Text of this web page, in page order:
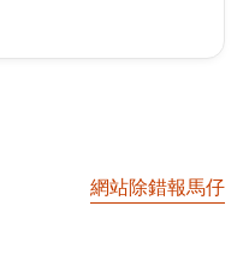
網站除錯報馬仔